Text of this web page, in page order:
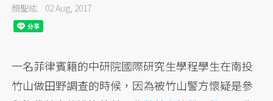
顏聖紘 02 Aug, 2017
一名菲律賓籍的中研院國際研究生學程學生在南投
竹山做田野調查的時候，因為被竹山警方懷疑是參